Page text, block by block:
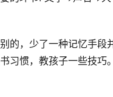
的，少了一种记忆手段
习惯，教孩子一些技巧。